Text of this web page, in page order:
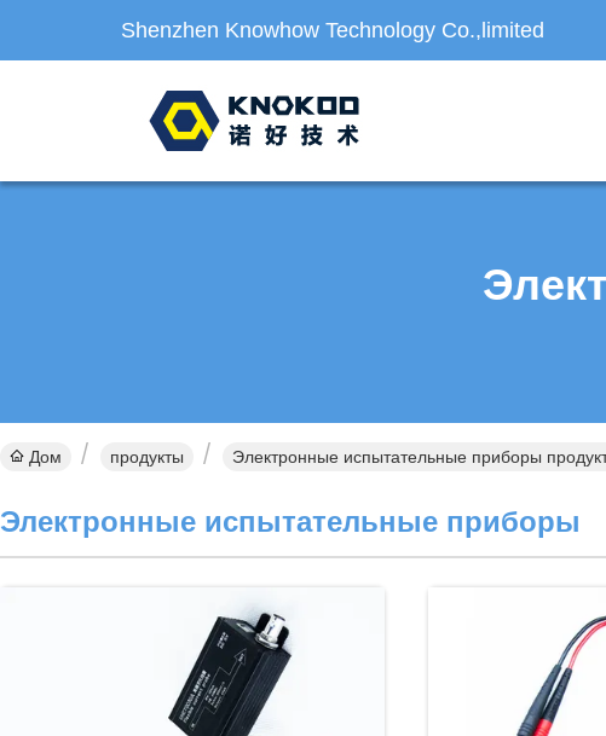
Shenzhen Knowhow Technology Co.,limited
Дом продукты Электронные испытательные приборы
Электронные испытательные приборы